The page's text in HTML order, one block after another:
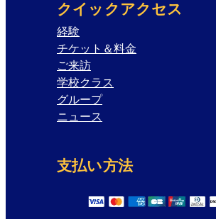
クイックアクセス
経験
チケット＆料金
ご来訪
学校クラス
グループ
ニュース
支払い方法